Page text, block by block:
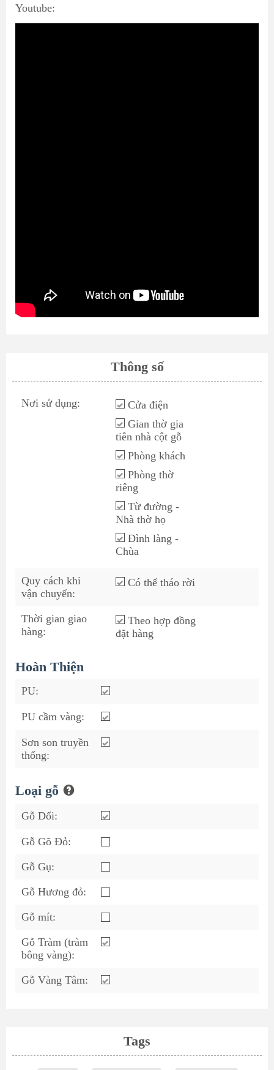
Youtube:
Thông số
Nơi sử dụng:
Cửa điện
Gian thờ gia
tiên nhà cột gỗ
Phòng khách
Phòng thờ
riêng
Từ đường -
Nhà thờ họ
Đình làng -
Chùa
Quy cách khi
vận chuyển:
Có thể tháo rời
Thời gian giao
hàng:
Theo hợp đồng
đặt hàng
Hoàn Thiện
PU:
PU cầm vàng:
Sơn son truyền
thống:
Loại gỗ
Gỗ Dổi:
Gỗ Gõ Đỏ:
Gỗ Gụ:
Gỗ Hương đỏ:
Gỗ mít:
Gỗ Tràm (tràm
bông vàng):
Gỗ Vàng Tâm:
Tags